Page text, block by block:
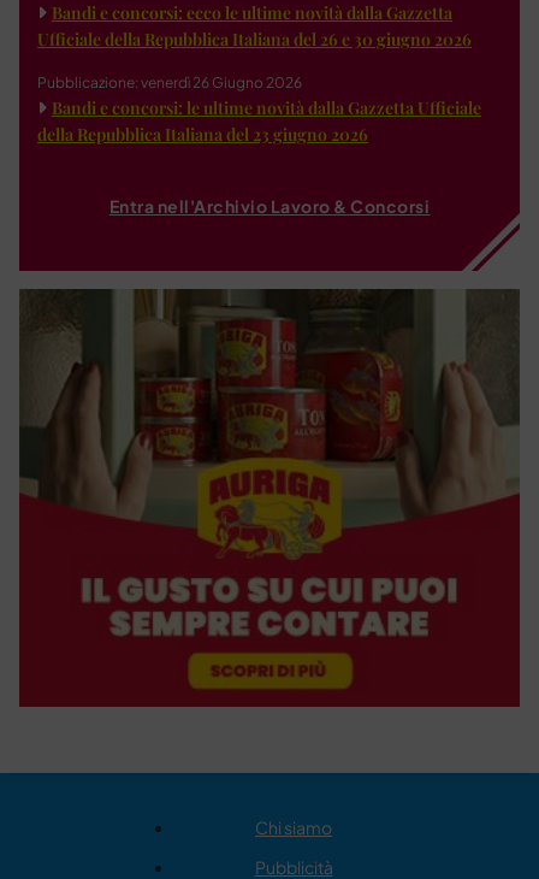
Bandi e concorsi: ecco le ultime novità dalla Gazzetta
Ufficiale della Repubblica Italiana del 26 e 30 giugno 2026
Pubblicazione: venerdì 26 Giugno 2026
Bandi e concorsi: le ultime novità dalla Gazzetta Ufficiale
della Repubblica Italiana del 23 giugno 2026
Entra nell'Archivio Lavoro & Concorsi
Chi siamo
Pubblicità